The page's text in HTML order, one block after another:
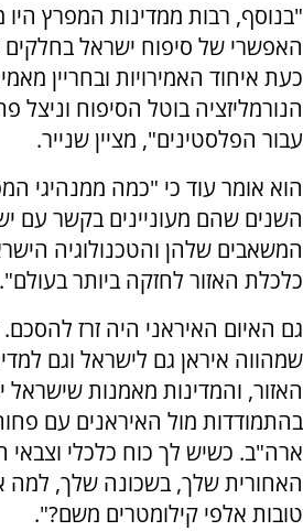
"בנוסף, רבות ממדינות המפרץ
האפשרי של סיפוח ישראל בחלקים
כעת איחוד האמירויות ובחריין
הנורמליזציה בוטל הסיפוח וניצל
עבור הפלסטינים", מציין שנייר.
הוא אומר עוד כי "כמה ממנהיגי
השנים שהם מעוניינים בקשר עם
המשאבים שלהן והטכנולוגיה
כלכלת האזור לחזקה ביותר בעולם".
גם האיום האיראני היה זרז להסכם.
שמהווה איראן גם לישראל וגם
האזור, והמדינות מאמנות שישראל
בהתמודדות מול האיראנים עם
ארה"ב. כשיש לך כוח כלכלי
האחורית שלך, בשכונה שלך,
טובות אלפי קילומטרים משם?".